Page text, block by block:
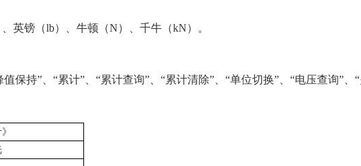
英镑（lb）、牛顿（N）、千牛（kN）。
保持”、“累计”、“累计查询”、“累计清除”、“单位切换”、“电压查询”、“